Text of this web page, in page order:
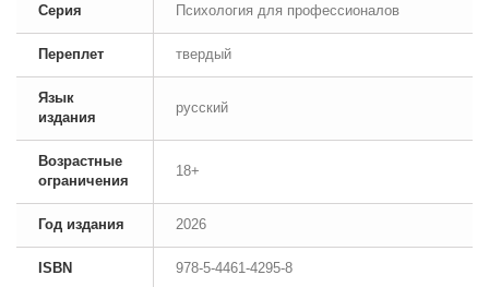
Серия Психология для профессионалов
Переплет твердый
Язык
издания
русский
Возрастные
ограничения
18+
Год издания 2026
ISBN 978-5-4461-4295-8